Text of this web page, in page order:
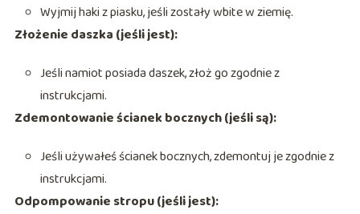
Wyjmij haki z piasku, jeśli zostały wbite w ziemię.
Złożenie daszka (jeśli jest):
Jeśli namiot posiada daszek, złoż go zgodnie z
instrukcjami.
Zdemontowanie ścianek bocznych (jeśli są):
Jeśli używałeś ścianek bocznych, zdemontuj je zgodnie z
instrukcjami.
Odpompowanie stropu (jeśli jest):